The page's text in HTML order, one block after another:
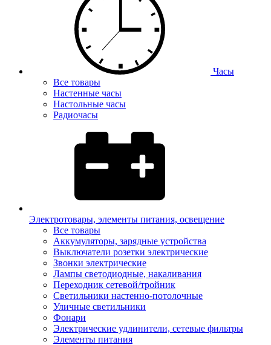
Часы
Все товары
Настенные часы
Настольные часы
Радиочасы
Электротовары, элементы питания, освещение
Все товары
Аккумуляторы, зарядные устройства
Выключатели розетки электрические
Звонки электрические
Лампы светодиодные, накаливания
Переходник сетевой/тройник
Светильники настенно-потолочные
Уличные светильники
Фонари
Электрические удлинители, сетевые фильтры
Элементы питания